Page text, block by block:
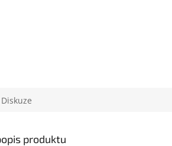
Diskuze
produktu